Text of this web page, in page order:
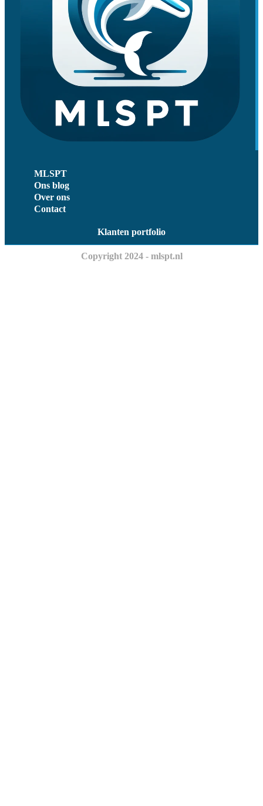
MLSPT
Ons blog
Over ons
Contact
Klanten portfolio
Copyright 2024 - mlspt.nl